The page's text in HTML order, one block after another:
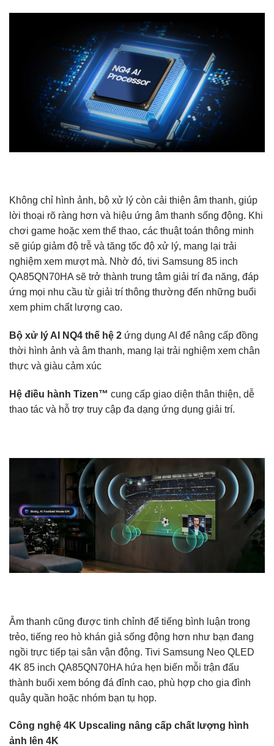
Không chỉ hình ảnh, bộ xử lý còn cải thiện âm thanh, giúp
lời thoại rõ ràng hơn và hiệu ứng âm thanh sống động. Khi
chơi game hoặc xem thể thao, các thuật toán thông minh
sẽ giúp giảm độ trễ và tăng tốc độ xử lý, mang lại trải
nghiệm xem mượt mà. Nhờ đó, tivi Samsung 85 inch
QA85QN70HA sẽ trở thành trung tâm giải trí đa năng, đáp
ứng mọi nhu cầu từ giải trí thông thường đến những buổi
xem phim chất lượng cao.
Bộ xử lý AI NQ4 thế hệ 2 ứng dụng AI để nâng cấp đồng
thời hình ảnh và âm thanh, mang lại trải nghiệm xem chân
thực và giàu cảm xúc
Hệ điều hành Tizen™ cung cấp giao diện thân thiện, dễ
thao tác và hỗ trợ truy cập đa dạng ứng dụng giải trí.
Âm thanh cũng được tinh chỉnh để tiếng bình luận trong
trẻo, tiếng reo hò khán giả sống động hơn như bạn đang
ngồi trực tiếp tại sân vận động. Tivi Samsung Neo QLED
4K 85 inch QA85QN70HA hứa hẹn biến mỗi trận đấu
thành buổi xem bóng đá đỉnh cao, phù hợp cho gia đình
quây quần hoặc nhóm bạn tụ họp.
Công nghệ 4K Upscaling nâng cấp chất lượng hình
ảnh lên 4K